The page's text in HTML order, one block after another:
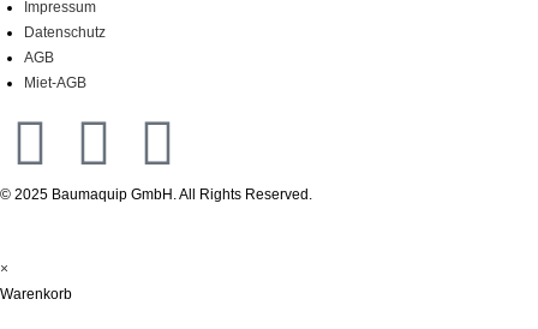
Impressum
Datenschutz
AGB
Miet-AGB
© 2025 Baumaquip GmbH. All Rights Reserved.
×
Warenkorb